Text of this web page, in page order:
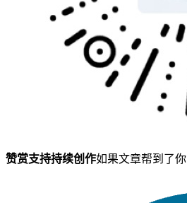
赞赏支持持续创作如果文章帮到了你